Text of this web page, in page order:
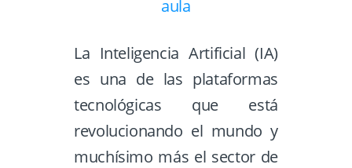
La Inteligencia Artificial (IA)
es una de las plataformas
tecnológicas que está
revolucionando el mundo y
muchísimo más el sector de